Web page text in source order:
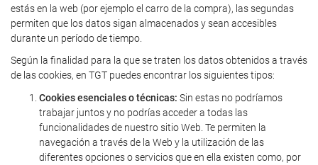
estás en la web (por ejemplo el carro de la compra), las segundas
permiten que los datos sigan almacenados y sean accesibles
durante un período de tiempo.
Según la finalidad para la que se traten los datos obtenidos a través
de las cookies, en TGT puedes encontrar los siguientes tipos:
Cookies esenciales o técnicas: Sin estas no podríamos
trabajar juntos y no podrías acceder a todas las
funcionalidades de nuestro sitio Web. Te permiten la
navegación a través de la Web y la utilización de las
diferentes opciones o servicios que en ella existen como, por